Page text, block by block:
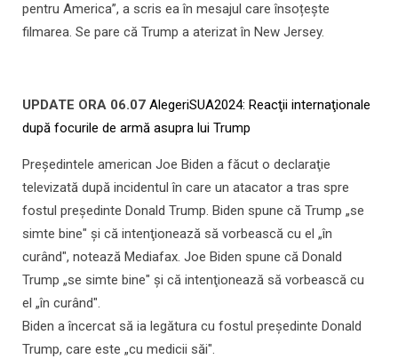
pentru America”, a scris ea în mesajul care însoțește
filmarea. Se pare că Trump a aterizat în New Jersey.
UPDATE ORA 06.07 AlegeriSUA2024: Reacţii internaţionale
după focurile de armă asupra lui Trump
Preşedintele american Joe Biden a făcut o declaraţie
televizată după incidentul în care un atacator a tras spre
fostul preşedinte Donald Trump. Biden spune că Trump „se
simte bine" şi că intenţionează să vorbească cu el „în
curând", notează Mediafax. Joe Biden spune că Donald
Trump „se simte bine" şi că intenţionează să vorbească cu
el „în curând".
Biden a încercat să ia legătura cu fostul preşedinte Donald
Trump, care este „cu medicii săi".